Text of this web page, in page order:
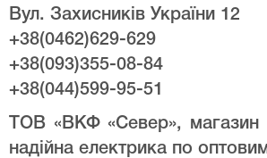
Вул. Захисників України 12
+38(0462)629-629
+38(093)355-08-84
+38(044)599-95-51
ТОВ «ВКФ «Север»,
надійна електрика по